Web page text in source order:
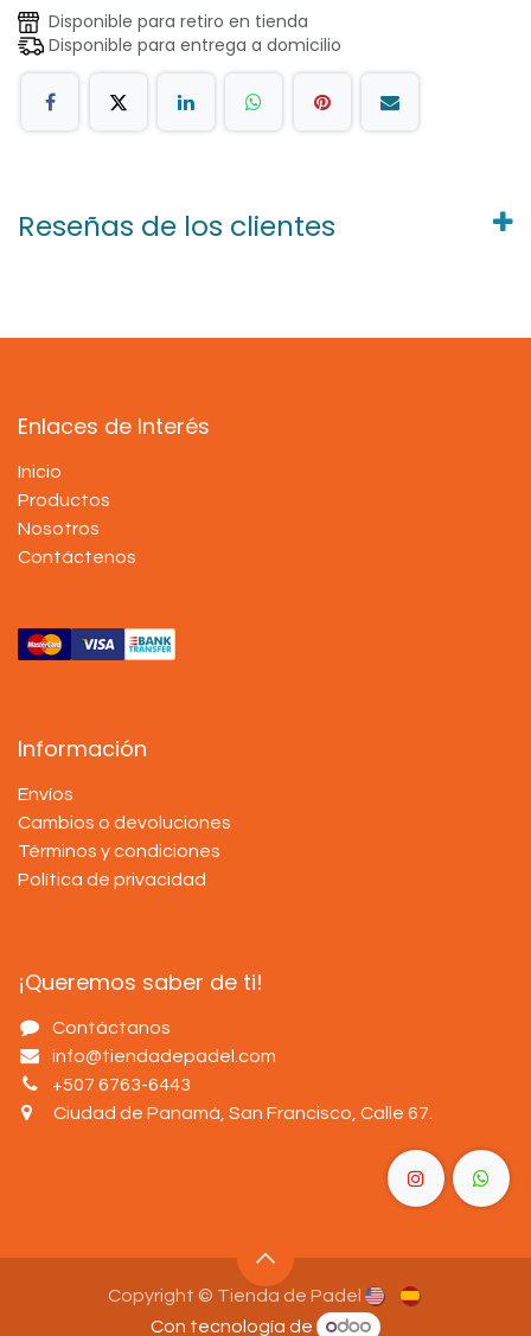
Disponible para retiro en tienda
Disponible para entrega a domicilio
Reseñas de los clientes
Enlaces de Interés
Inicio
Productos
Nosotros
Contáctenos
Información
Envíos
Cambios o devoluciones
Términos y condiciones
Política de privacidad
¡Queremos saber de ti!
Contáctanos
info@tiendadepadel.com
+507 6763-6443
Ciudad de Panamá, San Francisco, Calle 67
Copyright © Tienda de Padel
Con tecnología de